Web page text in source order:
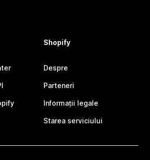
Shopify
Despre
Parteneri
Informații legale
Starea serviciului